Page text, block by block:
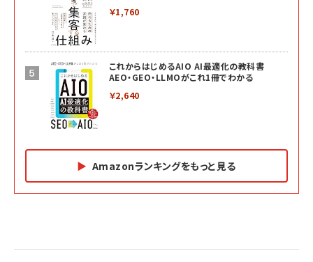
￥1,760
これからはじめるAIO AI最適化の教科書
AEO・GEO・LLMOがこれ1冊でわかる
￥2,640
Amazonランキングをもっと見る
2億円を売り上げたプロが教える note×AI 最強の
anan(アンアン)2026/07/01号 No.2501[魅せる
ベインキャピタル 企業価値向上力の秘密